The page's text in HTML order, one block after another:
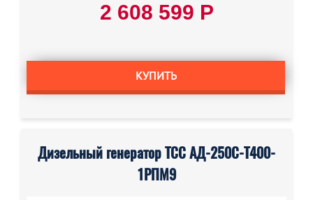
2 608 599 Р
КУПИТЬ
Дизельный генератор ТСС АД-250С-Т400-
1РПМ9